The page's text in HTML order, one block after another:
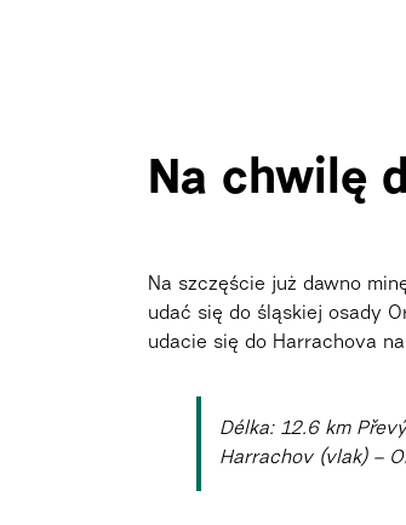
Na chwilę
Na szczęście już dawno
udać się do śląskiej osady
udacie się do Harrachova
Délka: 12.6 km
Harrachov (vlak) –